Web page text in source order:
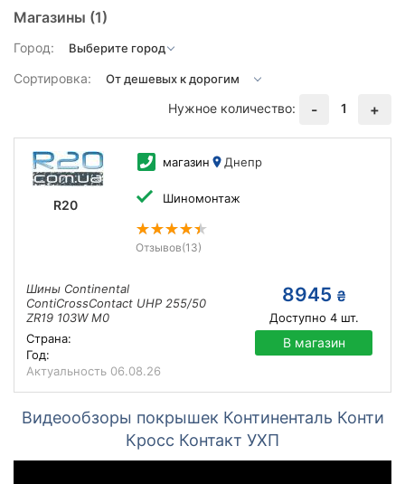
Магазины (1)
Город:
Сортировка:
Нужное количество:
- 1 +
R20
магазин Днепр
Шиномонтаж
Отзывов(13)
Шины Continental
ContiCrossContact UHP 255/50
ZR19 103W M0
Страна:
Год:
Актуальность 06.08.26
8945 ₴
Доступно 4шт.
В магазин
Видеообзоры покрышек Континенталь Конти
Кросс Контакт УХП